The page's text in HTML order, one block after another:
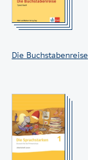
Die Buchstabenreise